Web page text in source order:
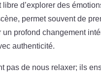
d’explorer des
permet souvent de
profond changement
authenticité.
pas de nous relaxer; ils